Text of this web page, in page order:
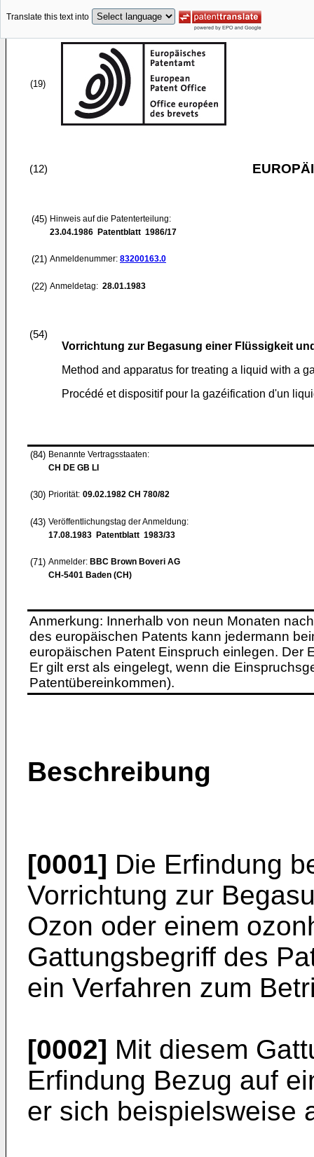
Translate this text into
(19)
(12)
(45) Hinweis auf die Patenterteilung:
23.04.1986 Patentblatt 1986/17
(21) Anmeldenummer: 83200163.0
(22) Anmeldetag: 28.01.1983
(54)
Vorrichtung zur Begasung einer Flüssigkeit
Method and apparatus for treating a liquid with a
Procédé et dispositif pour la gazéification d'un
(84) Benannte Vertragsstaaten:
CH DE GB LI
(30) Priorität: 09.02.1982 CH 780/82
(43) Veröffentlichungstag der Anmeldung:
17.08.1983 Patentblatt 1983/33
(71) Anmelder: BBC Brown Boveri AG
CH-5401 Baden (CH)
Anmerkung: Innerhalb von neun Monaten
des europäischen Patents kann jedermann
europäischen Patent Einspruch einlegen. Der
Er gilt erst als eingelegt, wenn die
Patentübereinkommen).
Beschreibung
[0001] Die Erfindung
Vorrichtung zur
Ozon oder einem
Gattungsbegriff des
ein Verfahren zum
[0002] Mit diesem
Erfindung Bezug auf
er sich beispielsweise